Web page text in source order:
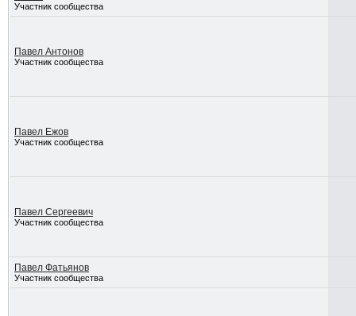
Участник сообщества
Павел Антонов
Участник сообщества
Павел Ежов
Участник сообщества
Павел Сергеевич
Участник сообщества
Павел Фатьянов
Участник сообщества